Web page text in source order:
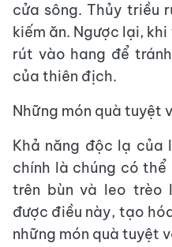
cửa sông. Thủy triều
kiếm ăn. Ngược lại,
rút vào hang để
của thiên địch.
Những món quà tuyệt
Khả năng độc lạ
chính là chúng có
trên bùn và leo trèo
được điều này, tạo
những món quà tuyệt